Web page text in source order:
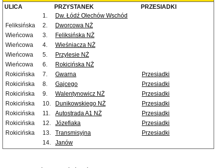
ULICA PRZYSTANEK
PRZESIADKI
1.
Dw. Łódź Olechów Wschód
Feliksińska
2.
Dworcowa NŻ
Wieńcowa
3.
Feliksińska NŻ
Wieńcowa
4.
Wieśniacza NŻ
Wieńcowa
5.
Przylesie NŻ
Wieńcowa
6.
Rokicińska NŻ
Rokicińska
7. Gwarna
Przesiadki
Rokicińska
8. Gajcego
Przesiadki
Rokicińska
9. Walentynowicz NŻ
Przesiadki
Rokicińska
10. Dunikowskiego NŻ
Przesiadki
Rokicińska
11. Autostrada A1 NŻ
Przesiadki
Rokicińska
12. Józefiaka
Przesiadki
Rokicińska
13. Transmisyjna
Przesiadki
14.
Janów